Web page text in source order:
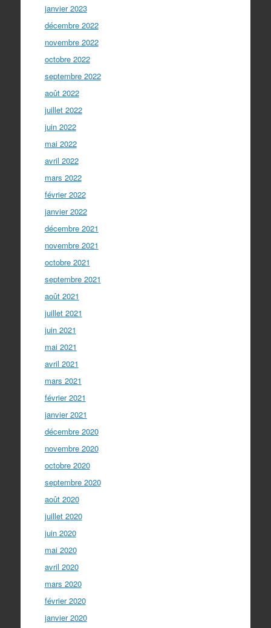
janvier 2023
décembre 2022
novembre 2022
octobre 2022
septembre 2022
août 2022
juillet 2022
juin 2022
mai 2022
avril 2022
mars 2022
février 2022
janvier 2022
décembre 2021
novembre 2021
octobre 2021
septembre 2021
août 2021
juillet 2021
juin 2021
mai 2021
avril 2021
mars 2021
février 2021
janvier 2021
décembre 2020
novembre 2020
octobre 2020
septembre 2020
août 2020
juillet 2020
juin 2020
mai 2020
avril 2020
mars 2020
février 2020
janvier 2020